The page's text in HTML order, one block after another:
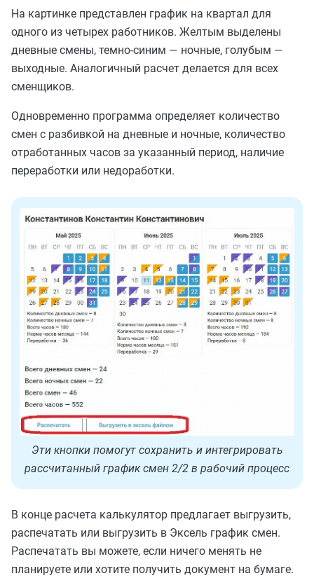
На картинке представлен график на квартал для
одного из четырех работников. Желтым выделены
дневные смены, темно-синим — ночные, голубым —
выходные. Аналогичный расчет делается для всех
сменщиков.
Одновременно программа определяет количество
смен с разбивкой на дневные и ночные, количество
отработанных часов за указанный период, наличие
переработки или недоработки.
Эти кнопки помогут сохранить и интегрировать
рассчитанный график смен 2/2 в рабочий процесс
В конце расчета калькулятор предлагает выгрузить,
распечатать или выгрузить в Эксель график смен.
Распечатать вы можете, если ничего менять не
планируете или хотите получить документ на бумаге.